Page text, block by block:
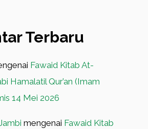
Terbaru
Fawaid Kitab At-
Hamalatil Qur’an (Imam
14 Mei 2026
mengenai Fawaid Kitab